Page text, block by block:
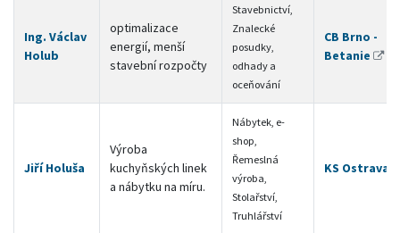
Ing. Václav
Holub
optimalizace
energií, menší
stavební rozpočty
Stavebnictví,
Znalecké
posudky,
odhady a
oceňování
CB Brno -
Betanie
Jiří Holuša
Výroba
kuchyňských linek
a nábytku na míru.
Nábytek, e-
shop,
Řemeslná
výroba,
Stolařství,
Truhlářství
KS Ostrava